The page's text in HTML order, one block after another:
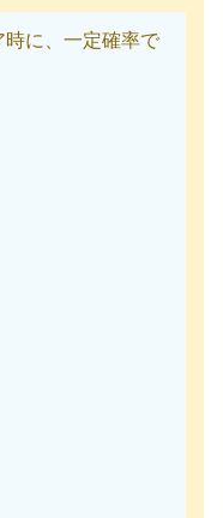
時に、一定確率で